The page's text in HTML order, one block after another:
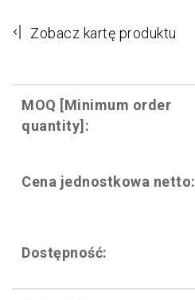
Zobacz kartę produktu
MOQ [Minimum order
quantity]:
Cena jednostkowa netto:
Dostępność: